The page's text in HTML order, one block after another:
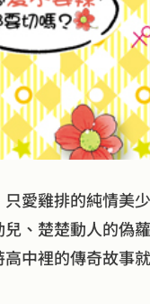
愛雞排的純情美
、楚楚動人的偽
中裡的傳奇故事